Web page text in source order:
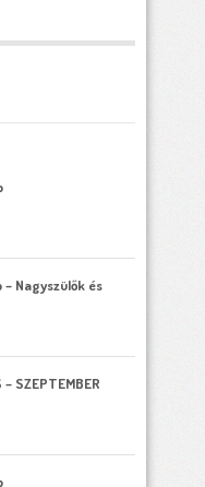
– Nagyszülők és
SZEPTEMBER